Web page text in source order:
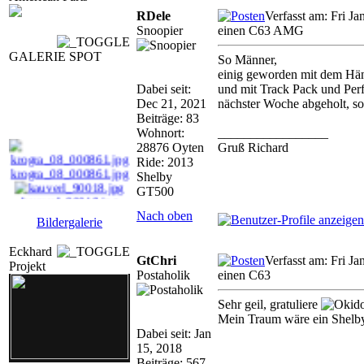
GALERIE SPOT
krogra_08_000861.jpg
kauverl_90018.jpg
...
reuH_13_90282.jpg
Bildergalerie
Eckhard
Projekt
RDele
Snoopier
Dabei seit:
Dec 21, 2021
Beiträge: 83
Wohnort:
28876 Oyten
Ride: 2013
Shelby
GT500
Verfasst am: Fri
einen C63 AMG
So Männer,
einig geworden mit dem
und mit Track Pack und
nächster Woche abgeholt,
Gruß Richard
Nach oben
GtChri
Postaholik
Dabei seit: Jan
15, 2018
Verfasst am: Fri
einen C63
Sehr geil, gratuliere
Mein Traum wäre ein